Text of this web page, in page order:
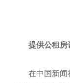
提供公租房
在中国新闻